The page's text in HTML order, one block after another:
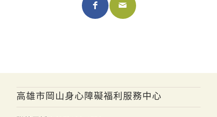
高雄市岡山身心障礙福利服務中心